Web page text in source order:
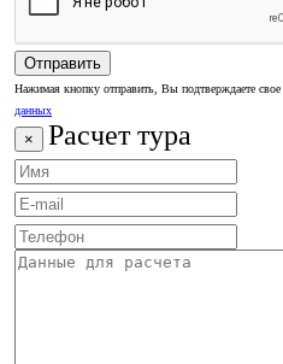
Нажимая кнопку отправить, Вы подтверждаете свое
данных
× Расчет тура